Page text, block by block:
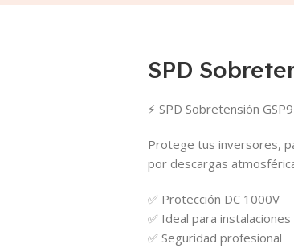
SPD
⚡ SPD Sobretensión
Protege tus inversores,
por descargas
✅ Protección DC 1000V
✅ Ideal para
✅ Seguridad profesional